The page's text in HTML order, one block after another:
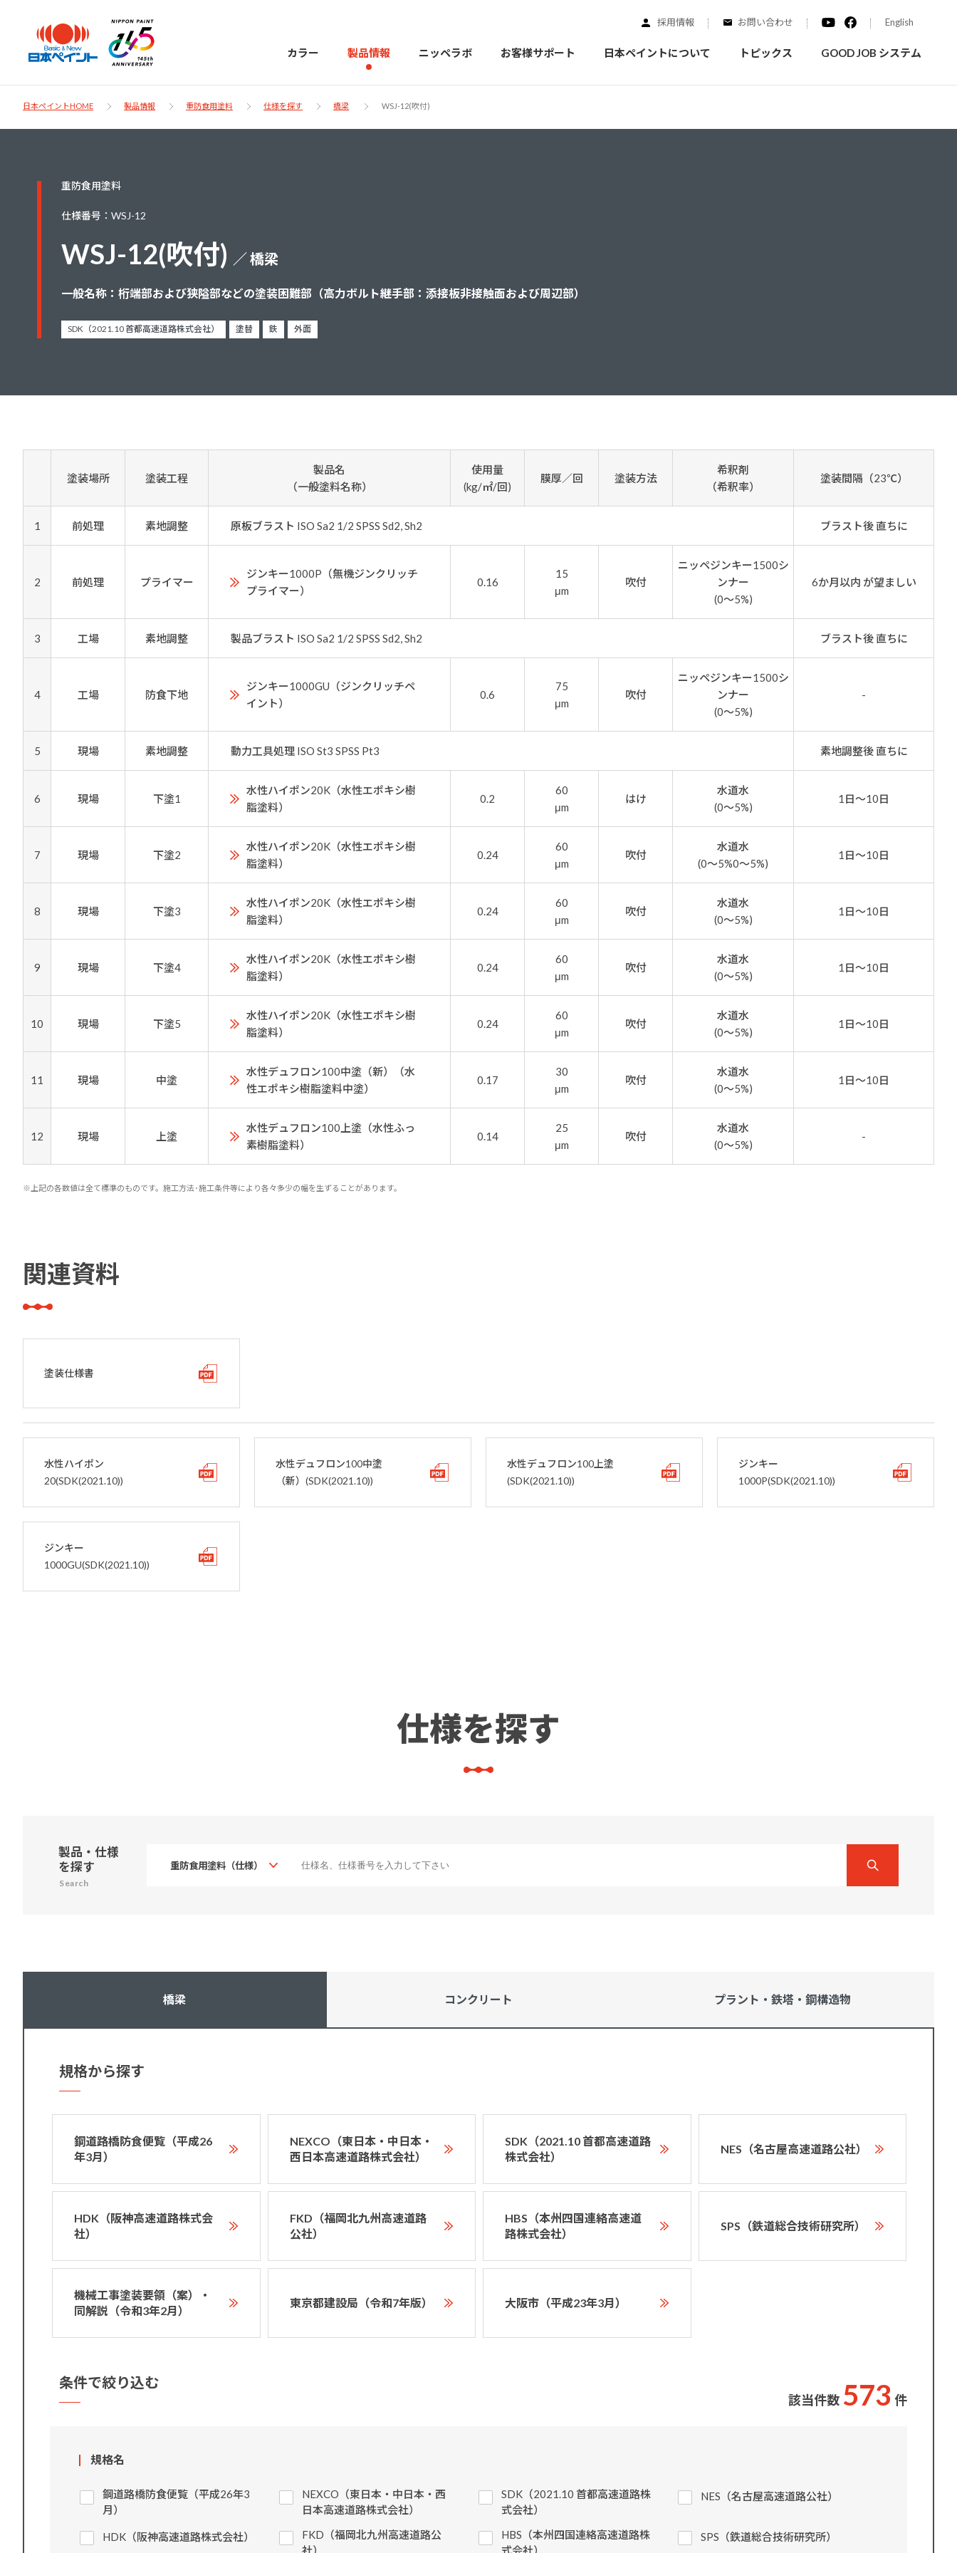
採用情報 お問い合わせ English
カラー 製品情報
製品情報
建築・重防食・自動車補修用の各分野で、
製品特集
プロテクトン
EMO
ダンジオーラシステム
SUSTAINA SYSTEM
グリーンループBMK
ニッペラボ
ニッペラボ
塗装をする時、施工会社へお願いする時に
知っておくべき塗料・塗装の基礎知識をご
用語集 住まいの塗替えガイド
お客様サポート
お客様サポー
ト
お問い合わせにあたっては、まずは「よく
日本ペイントについて
日本ペイント
に
ついて
日本ペイントグループの一員として、建築
塗料の開発・製造および販売を展開。全国
いります。
ご利用にあたって 個人情報の取扱いについて
トピックス GOOD JOB システム
日本ペイントHOME 製品情報 重防食用塗料 仕様を探す 橋梁 WSJ-12(吹付)
重防食用塗料
仕様番号：WSJ-12
WSJ-12(吹付) ／ 橋梁
一般名称：桁端部および狭隘部などの塗装困難部（高力ボルト継手部：添接板非接触面および周辺部）
SDK（2021.10 首都高速道路株式会社） 塗替 鉄 外面
塗装場所 塗装工程
製品名
（一般塗料名称）
使用量
(kg/㎡/回)
膜厚／回 塗装方法
希釈剤
（希釈率）
塗装間隔（23℃）
1 前処理 素地調整 原板ブラスト ISO Sa2 1/2 SPSS Sd2, Sh2 ブラスト後 直ちに
2 前処理 プライマー
ジンキー1000P（無機ジンクリッチ
プライマー）
0.16
15
μm
吹付
ニッペジンキー1500シ
ンナー
(0～5%)
6か月以内 が望ましい
3 工場 素地調整 製品ブラスト ISO Sa2 1/2 SPSS Sd2, Sh2 ブラスト後 直ちに
4 工場 防食下地
ジンキー1000GU（ジンクリッチペ
イント）
0.6
75
μm
吹付
ニッペジンキー1500シ
ンナー
(0～5%)
-
5 現場 素地調整 動力工具処理 ISO St3 SPSS Pt3 素地調整後 直ちに
6 現場 下塗1
水性ハイポン20K（水性エポキシ樹
脂塗料）
0.2
60
μm
はけ
水道水
(0～5%)
1日～10日
7 現場 下塗2
水性ハイポン20K（水性エポキシ樹
脂塗料）
0.24
60
μm
吹付
水道水
(0～5%0～5%)
1日～10日
8 現場 下塗3
水性ハイポン20K（水性エポキシ樹
脂塗料）
0.24
60
μm
吹付
水道水
(0～5%)
1日～10日
9 現場 下塗4
水性ハイポン20K（水性エポキシ樹
脂塗料）
0.24
60
μm
吹付
水道水
(0～5%)
1日～10日
10 現場 下塗5
水性ハイポン20K（水性エポキシ樹
脂塗料）
0.24
60
μm
吹付
水道水
(0～5%)
1日～10日
11 現場 中塗
水性デュフロン100中塗（新）（水
性エポキシ樹脂塗料中塗）
0.17
30
μm
吹付
水道水
(0～5%)
1日～10日
12 現場 上塗
水性デュフロン100上塗（水性ふっ
素樹脂塗料）
0.14
25
μm
吹付
水道水
(0～5%)
-
※上記の各数値は全て標準のものです。施工方法･施工条件等により各々多少の幅を生ずることがあります。
関連資料
塗装仕様書
水性ハイポン
20(SDK(2021.10))
水性デュフロン100中塗
（新）(SDK(2021.10))
水性デュフロン100上塗
(SDK(2021.10))
ジンキー
1000P(SDK(2021.10))
ジンキー
1000GU(SDK(2021.10))
仕様を探す
製品・仕様
を探す
Search
橋梁 コンクリート プラント・鉄塔・ 鋼構造物
規格から探す
鋼道路橋防食便覧（平成26
年3月）
NEXCO（東日本・中日本・
西日本高速道路株式会社）
SDK（2021.10 首都高速道路
株式会社）
NES（名古屋高速道路公社）
HDK（阪神高速道路株式会
社）
FKD（福岡北九州高速道路
公社）
HBS（本州四国連絡高速道
路株式会社）
SPS（鉄道総合技術研究所）
機械工事塗装要領（案）・
同解説（令和3年2月）
東京都建設局（令和7年版） 大阪市（平成23年3月）
条件で絞り込む
該当件数 573 件
規格名
鋼道路橋防食便覧（平成26年3
月）
NEXCO（東日本・中日本・西
日本高速道路株式会社）
SDK（2021.10 首都高速道路株
式会社）
NES（名古屋高速道路公社）
HDK（阪神高速道路株式会社）
FKD（福岡北九州高速道路公
社）
HBS（本州四国連絡高速道路株
式会社）
SPS（鉄道総合技術研究所）